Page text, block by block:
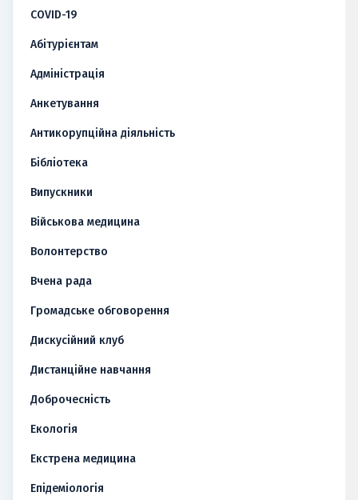
COVID-19
Абітурієнтам
Адміністрація
Анкетування
Антикорупційна діяльність
Бібліотека
Випускники
Військова медицина
Волонтерство
Вчена рада
Громадське обговорення
Дискусійний клуб
Дистанційне навчання
Доброчесність
Екологія
Екстрена медицина
Епідеміологія